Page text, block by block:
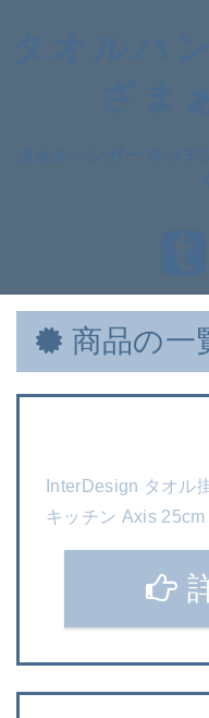
商品の一
InterDesign タオル
キッチン Axis